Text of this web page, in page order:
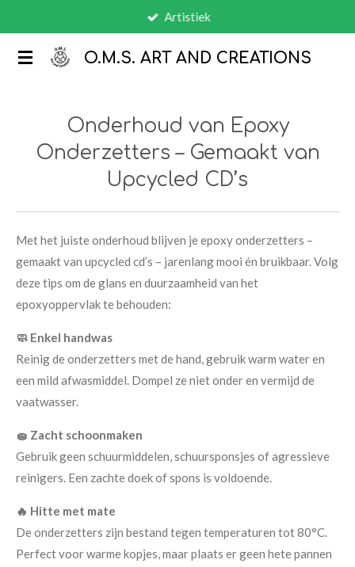
naar
O.M.S. ART AND CREATIONS
Artistiek
Onderhoud van Epoxy
Onderzetters – Gemaakt van
Upcycled CD’s
Met het juiste onderhoud blijven je epoxy onderzetters –
gemaakt van upcycled cd’s – jarenlang mooi én bruikbaar. Volg
deze tips om de glans en duurzaamheid van het
epoxyoppervlak te behouden:
🧼 Enkel handwas
Reinig de onderzetters met de hand, gebruik warm water en
een mild afwasmiddel. Dompel ze niet onder en vermijd de
vaatwasser.
🧽 Zacht schoonmaken
Gebruik geen schuurmiddelen, schuursponsjes of agressieve
reinigers. Een zachte doek of spons is voldoende.
🔥 Hitte met mate
De onderzetters zijn bestand tegen temperaturen tot 80°C.
Perfect voor warme kopjes, maar plaats er geen hete pannen